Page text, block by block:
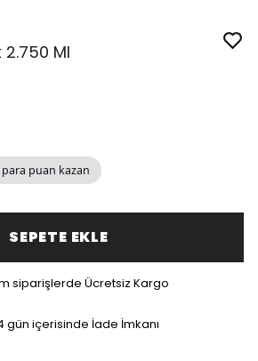
2.750 Ml
para puan kazan
SEPETE EKLE
siparişlerde Ücretsiz Kargo
gün içerisinde İade İmkanı